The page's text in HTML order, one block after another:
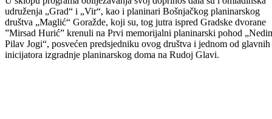
Nakon toga, upriličen je obilazak šehidskih mezarja.
U sklopu programa obilježavanja svoj doprinos dala su i omladinska
udruženja „Grad“ i „Vir“, kao i planinari Bošnjačkog planinarskog
društva „Maglić“ Goražde, koji su, tog jutra ispred Gradske dvorane